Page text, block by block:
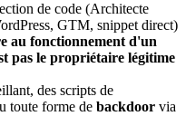
de code (Architecte
GTM, snippet direct)
au fonctionnement d'un
pas le propriétaire légitime
des scripts de
toute forme de backdoor via